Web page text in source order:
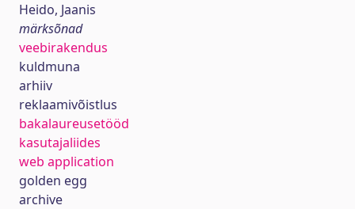
Heido, Jaanis
märksõnad
veebirakendus
kuldmuna
arhiiv
reklaamivõistlus
bakalaureusetööd
kasutajaliides
web application
golden egg
archive